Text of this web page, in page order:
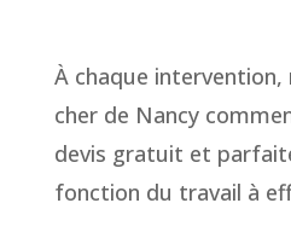
À chaque
cher de Nancy
devis gratuit et
fonction du travail à